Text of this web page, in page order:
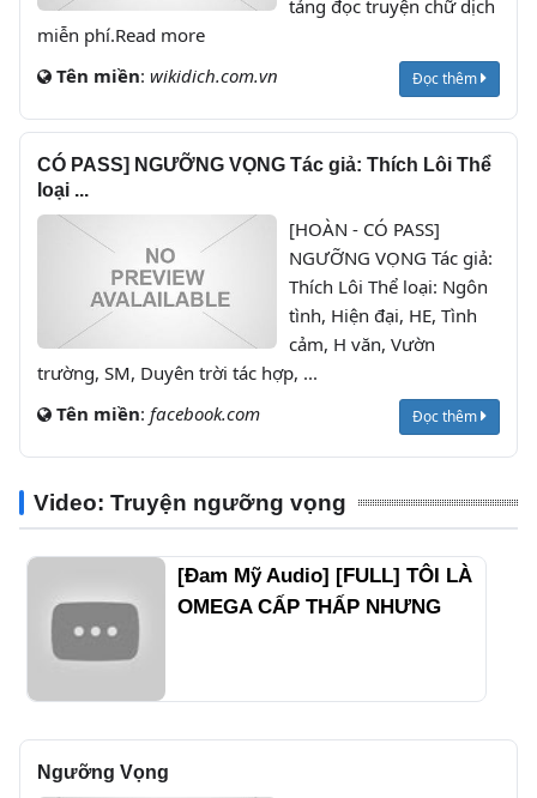
tảng đọc truyện chữ dịch
miễn phí.Read more
Tên miền: wikidich.com.vn Đọc thêm
CÓ PASS] NGƯỠNG VỌNG Tác giả: Thích Lôi Thể
loại ...
[HOÀN - CÓ PASS]
NGƯỠNG VỌNG Tác giả:
Thích Lôi Thể loại: Ngôn
tình, Hiện đại, HE, Tình
cảm, H văn, Vườn
trường, SM, Duyên trời tác hợp, ...
Tên miền: facebook.com Đọc thêm
Video: Truyện ngưỡng vọng
[Đam Mỹ Audio] [FULL] TÔI LÀ
OMEGA CẤP THẤP NHƯNG
VỌNG
Ngưỡng Vọng